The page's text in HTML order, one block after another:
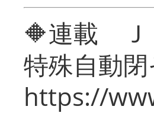
🔶連載 Ｊ
特殊自動
https://